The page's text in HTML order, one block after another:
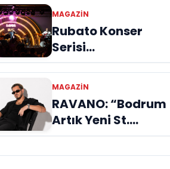
MAGAZİN
Rubato Konser
Serisi
Müzikseverlerle
Buluşmaya Devam
Ediyor
MAGAZİN
RAVANO: “Bodrum
Artık Yeni St.
Tropez Değil, Kendi
Başına Bir